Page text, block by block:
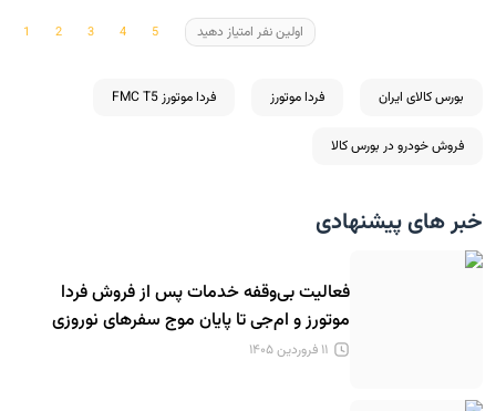
اولین نفر امتیاز دهید
بورس کالای ایران فردا موتورز فردا موتورز FMC T5
فروش خودرو در بورس کالا
خبر های پیشنهادی
فعالیت بی‌وقفه خدمات پس از فروش فردا
موتورز و ام‌جی تا پایان موج سفرهای نوروزی
۱۱ فروردین ۱۴۰۵